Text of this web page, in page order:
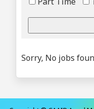
Sorry, No jobs